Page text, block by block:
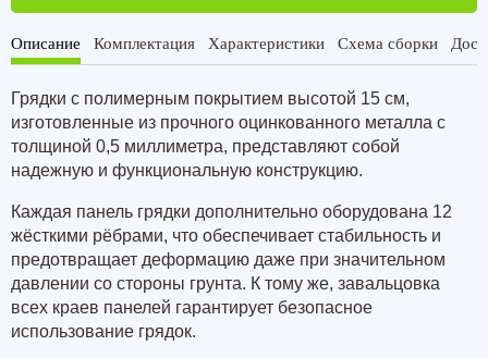
Описание Комплектация Характеристики Схема сборки
Грядки с полимерным покрытием высотой 15 см,
изготовленные из прочного оцинкованного металла с
толщиной 0,5 миллиметра, представляют собой
надежную и функциональную конструкцию.
Каждая панель грядки дополнительно оборудована 12
жёсткими рёбрами, что обеспечивает стабильность и
предотвращает деформацию даже при значительном
давлении со стороны грунта. К тому же, завальцовка
всех краев панелей гарантирует безопасное
использование грядок.